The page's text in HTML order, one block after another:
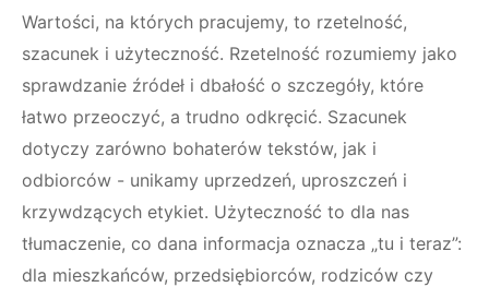
Wartości, na których pracujemy, to rzetelność,
szacunek i użyteczność. Rzetelność rozumiemy jako
sprawdzanie źródeł i dbałość o szczegóły, które
łatwo przeoczyć, a trudno odkręcić. Szacunek
dotyczy zarówno bohaterów tekstów, jak i
odbiorców - unikamy uprzedzeń, uproszczeń i
krzywdzących etykiet. Użyteczność to dla nas
tłumaczenie, co dana informacja oznacza „tu i teraz”:
dla mieszkańców, przedsiębiorców, rodziców czy